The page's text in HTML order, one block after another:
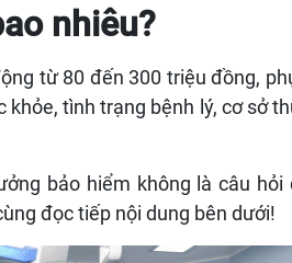
nhiêu?
từ 80 đến 300 triệu đồng,
tình trạng bệnh lý, cơ sở
bảo hiểm không là câu hỏi
đọc tiếp nội dung bên dưới!